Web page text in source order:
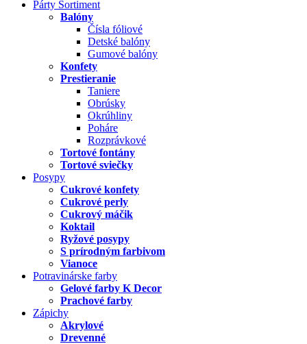
Párty Sortiment
Balóny
Čísla fóliové
Detské balóny
Gumové balóny
Konfety
Prestieranie
Taniere
Obrúsky
Okrúhliny
Poháre
Rozprávkové
Tortové fontány
Tortové sviečky
Posypy
Cukrové konfety
Cukrové perly
Cukrový máčik
Koktail
Ryžové posypy
S prírodným farbivom
Vianoce
Potravinárske farby
Gelové farby K Decor
Prachové farby
Zápichy
Akrylové
Drevenné